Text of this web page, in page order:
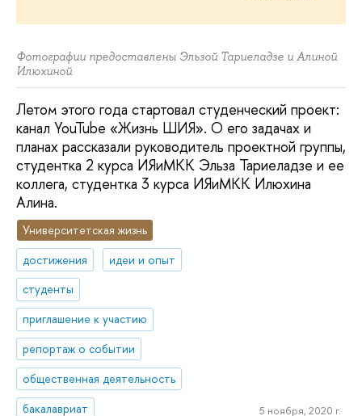
Фотографии предоставлены Эльзой Тариеладзе и Алиной
Илюхиной
Летом этого года стартовал студенческий проект:
канал YouTube «Жизнь ШИЯ». О его задачах и
планах рассказали руководитель проектной группы,
студентка 2 курса ИЯиМКК Эльза Тариеладзе и ее
коллега, студентка 3 курса ИЯиМКК Илюхина
Алина.
Университетская жизнь
достижения
идеи и опыт
студенты
приглашение к участию
репортаж о событии
общественная деятельность
бакалавриат
5 ноября, 2020 г.